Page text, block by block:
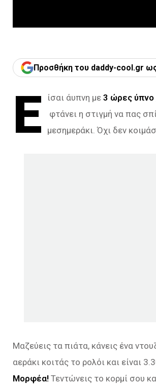
Προσθήκη του daddy-cool.gr
Ε ίσαι άυπνη με 3 ώρες ύπνο
φτάνει η στιγμή να πας
μεσημεράκι. Όχι δεν
Μαζεύεις τα πιάτα, κάνεις ένα
αεράκι κοιτάς το ρολόι και είναι
Μορφέα! Τεντώνεις το κορμί σου